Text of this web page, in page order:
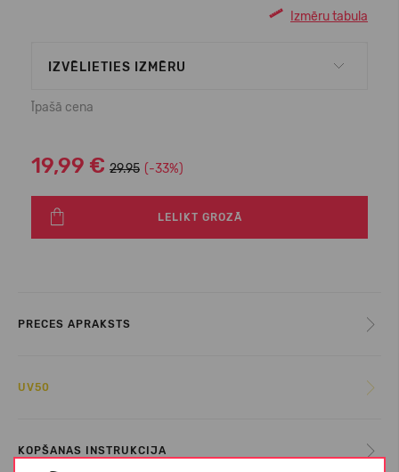
Izmēru tabula
IZVĒLIETIES IZMĒRU
Īpašā cena
19,99 € 29.95 (-33%)
LELIKT GROZĀ
PRECES APRAKSTS
UV50
KOPŠANAS INSTRUKCIJA